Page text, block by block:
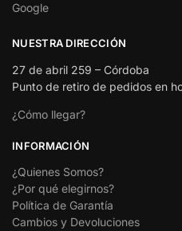
Google
NUESTRA DIRECCIÓN
27 de abril 259 – Córdoba
Punto de retiro de pedidos en
¿Cómo llegar?
INFORMACIÓN
¿Quienes Somos?
¿Por qué elegirnos?
Política de Garantía
Cambios y Devoluciones